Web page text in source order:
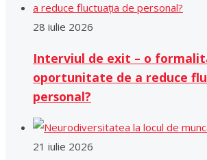
28 iulie 2026
Interviul de exit – o
oportunitate de a reduce
personal?
21 iulie 2026